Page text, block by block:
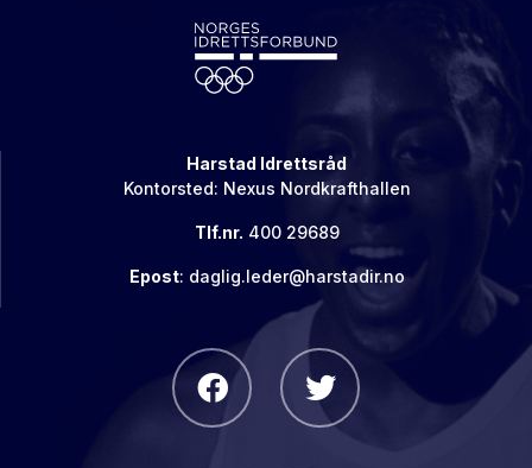
Harstad Idrettsråd
Kontorsted: Nexus Nordkrafthallen
Tlf.nr. 400 29689
Epost: daglig.leder@harstadir.no